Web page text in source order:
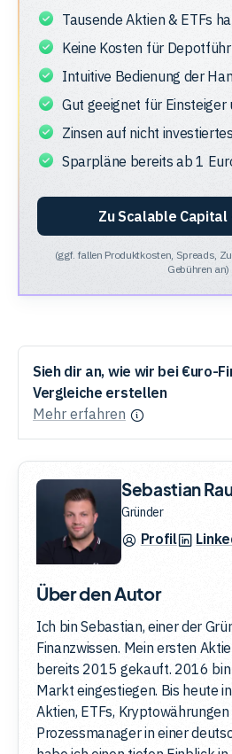
Tausende Aktien & ETFs
Keine Kosten für
Intuitive Bedienung der
Gut geeignet für
Zinsen auf nicht
Sparpläne bereits ab 1
Zu Scalable Capital
(ggf. fallen Produktkosten, Spreads,
Gebühren an)
Sieh dir an, wie wir bei €uro-
Vergleiche erstellen
Mehr erfahren
Sebastian
Gründer
Profil
Über den Autor
Ich bin Sebastian, einer der
Finanzwissen. Mein ersten
bereits 2015 gekauft. 2016
Markt eingestiegen. Bis heute
Aktien, ETFs,
Prozessmanager in einer